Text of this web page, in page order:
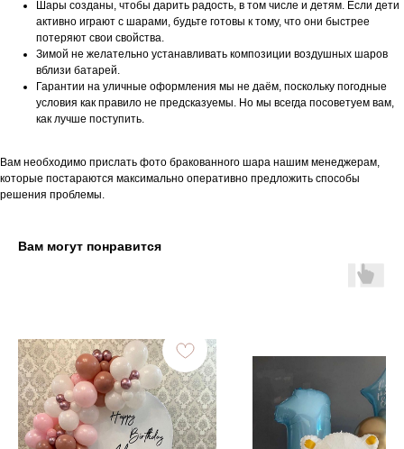
Шары созданы, чтобы дарить радость, в том числе и детям. Если дети
активно играют с шарами, будьте готовы к тому, что они быстрее
потеряют свои свойства.
Зимой не желательно устанавливать композиции воздушных шаров
вблизи батарей.
Гарантии на уличные оформления мы не даём, поскольку погодные
условия как правило не предсказуемы. Но мы всегда посоветуем вам,
как лучше поступить.
Вам необходимо прислать фото бракованного шара нашим менеджерам,
которые постараются максимально оперативно предложить способы
решения проблемы.
Вам могут понравится